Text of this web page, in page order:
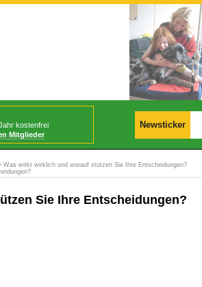
kostenfrei
Mitglieder
Newsticker
📢 BStabG tritt am 30.07.2026 in Kraft!
Was wirkt wirklich und worauf stützen Sie Ihre Entscheidungen?
Sie Ihre Entscheidungen?